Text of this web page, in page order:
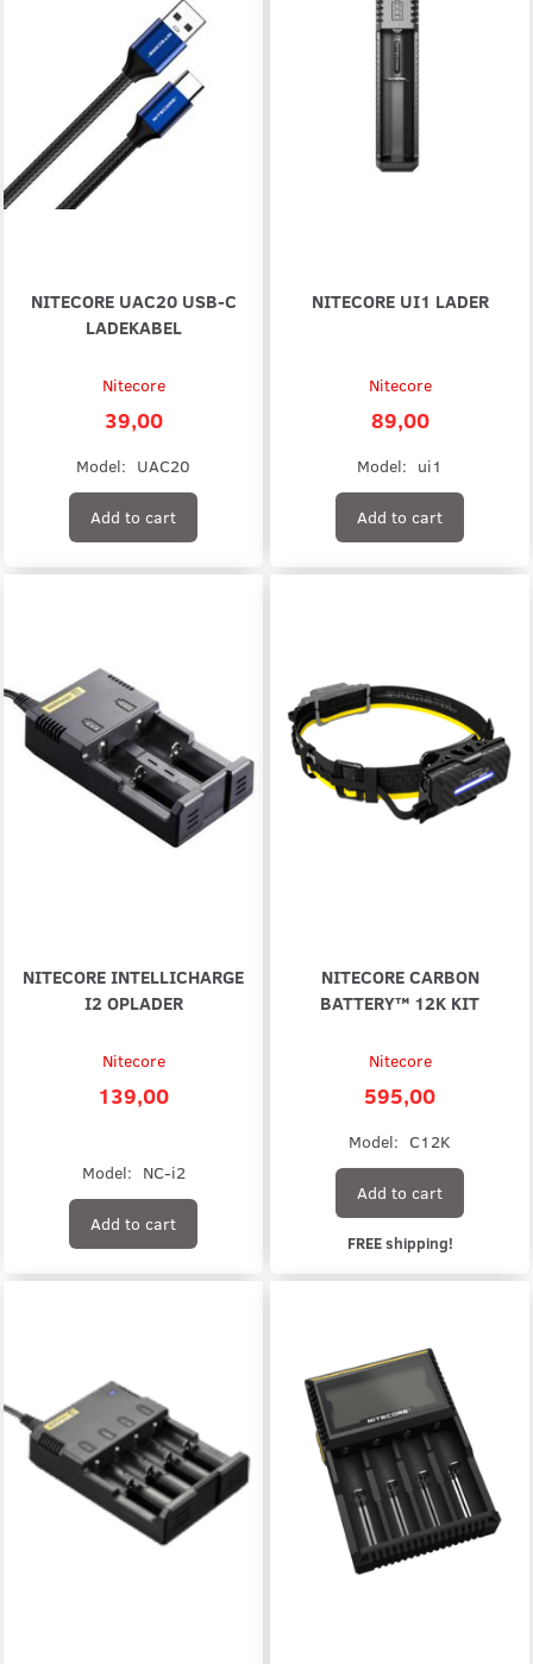
NITECORE UAC20 USB-C
LADEKABEL
Nitecore
39,00
Model: UAC20
Add to cart
NITECORE UI1 LADER
Nitecore
89,00
Model: ui1
Add to cart
NITECORE INTELLICHARGE
I2 OPLADER
Nitecore
139,00
Model: NC-i2
Add to cart
NITECORE CARBON
BATTERY™ 12K KIT
Nitecore
595,00
Model: C12K
Add to cart
FREE shipping!